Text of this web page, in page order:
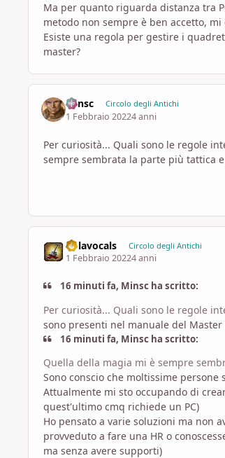
Ma per quanto riguarda distanza tra
metodo non sempre è ben accetto, mi
Esiste una regola per gestire i
master?
Minsc Circolo degli Antichi
1 Febbraio 20224 anni
Per curiosità... Quali sono le regole
sempre sembrata la parte più tattica
nolavocals Circolo degli Antichi
1 Febbraio 20224 anni
16 minuti fa, Minsc ha scritto:
Per curiosità... Quali sono le regole
sono presenti nel manuale del
16 minuti fa, Minsc ha scritto:
Quella della magia mi è sempre
Sono conscio che moltissime
Attualmente mi sto occupando di
quest'ultimo cmq richiede un PC)
Ho pensato a varie soluzioni ma non
provveduto a fare una HR o
ma senza avere supporti)